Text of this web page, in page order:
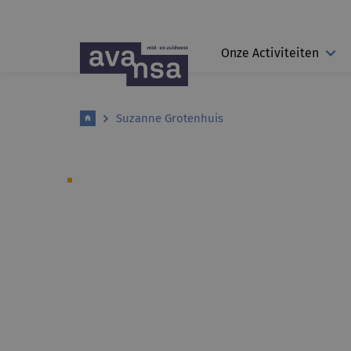
Onze Activiteiten
Suzanne Grotenhuis